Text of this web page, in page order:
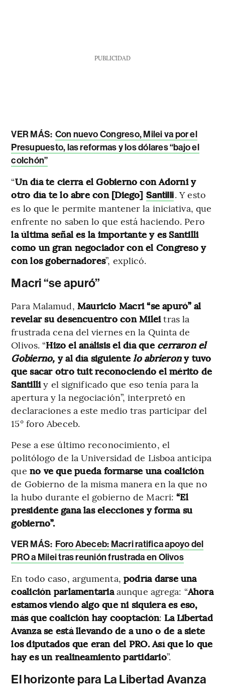
PUBLICIDAD
VER MÁS: Con nuevo Congreso, Milei va por el
Presupuesto, las reformas y los dólares “bajo el
colchón”
“Un día te cierra el Gobierno con Adorni y
otro día te lo abre con [Diego] Santilli. Y esto
es lo que le permite mantener la iniciativa, que
enfrente no saben lo que está haciendo. Pero
la última señal es la importante y es Santilli
como un gran negociador con el Congreso y
con los gobernadores”, explicó.
Macri “se apuró”
Para Malamud, Mauricio Macri “se apuró” al
revelar su desencuentro con Mileitras la
frustrada cena del viernes en la Quinta de
Olivos. “Hizo el análisis el día que cerraron el
Gobierno, y al día siguientelo abrierony tuvo
que sacar otro tuit reconociendo el mérito de
Santilliy el significado que eso tenía para la
apertura y la negociación”, interpretó en
declaraciones a este medio tras participar del
15° foro Abeceb.
Pese a ese último reconocimiento, el
politólogo de la Universidad de Lisboa anticipa
que no ve que pueda formarse una coalición
de Gobierno de la misma manera en la que no
la hubo durante el gobierno de Macri:“El
presidente gana las elecciones y forma su
gobierno”.
VER MÁS: Foro Abeceb: Macri ratifica apoyo del
PRO a Milei tras reunión frustrada en Olivos
En todo caso, argumenta, podría darse una
coalición parlamentariaaunque agrega: “Ahora
estamos viendo algo que ni siquiera es eso,
más que coalición hay cooptación: La Libertad
Avanza se está llevando de a uno o de a siete
los diputados que eran del PRO. Así que lo que
hay es un realineamiento partidario”.
El horizonte para La Libertad Avanza